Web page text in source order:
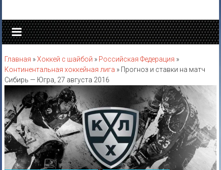
содержимому
Главная »Хоккей c шайбой » Российская Федерация »
Континентальная хоккейная лига » Прогноз и ставки на матч
Сибирь — Югра, 27 августа 2016